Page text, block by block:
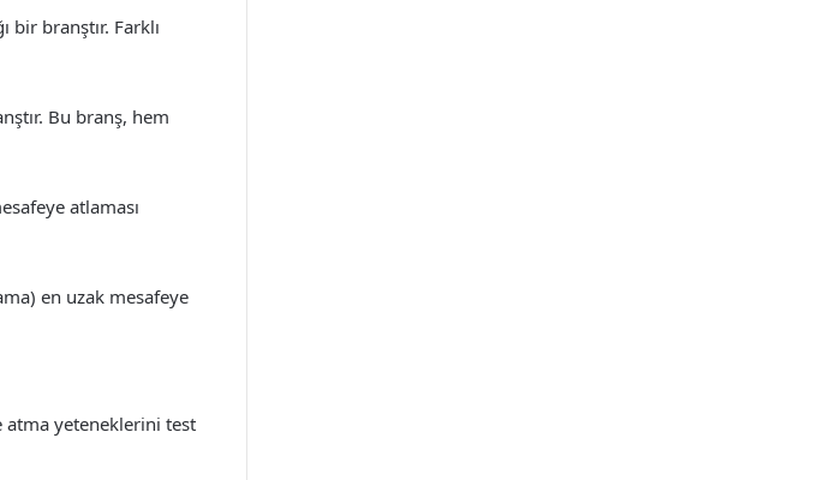
bir branştır. Farklı
Bu branş, hem
atlaması
en uzak mesafeye
atma yeteneklerini test